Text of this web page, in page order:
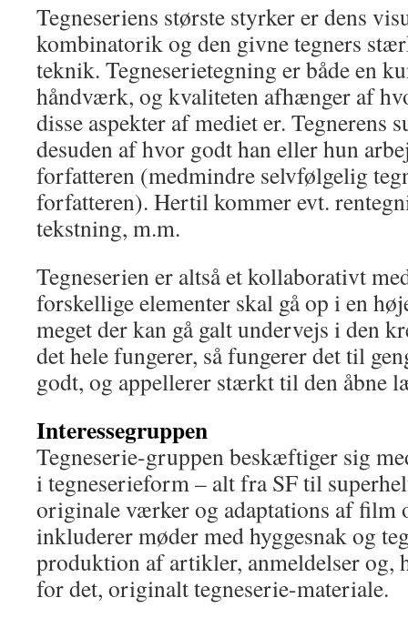
Tegneseriens største styrker er dens
kombinatorik og den givne tegners
teknik. Tegneserietegning er både en
håndværk, og kvaliteten afhænger af
disse aspekter af mediet er. Tegnerens
desuden af hvor godt han eller hun
forfatteren (medmindre selvfølgelig
forfatteren). Hertil kommer evt.
tekstning, m.m.
Tegneserien er altså et kollaborativt
forskellige elementer skal gå op i en
meget der kan gå galt undervejs i den
det hele fungerer, så fungerer det til
godt, og appellerer stærkt til den åbne
Interessegruppen
Tegneserie-gruppen beskæftiger sig
i tegneserieform – alt fra SF til
originale værker og adaptations af film
inkluderer møder med hyggesnak og
produktion af artikler, anmeldelser og,
for det, originalt tegneserie-materiale.